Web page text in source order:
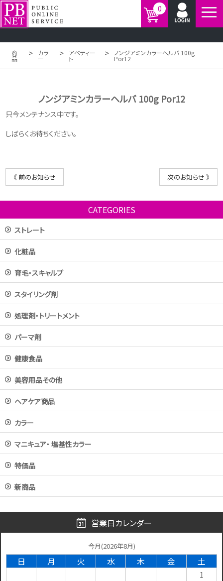
0
商
品 > カラ
ー > アペティー
ト > ノンジアミンカラーヘルバ 100g
Por12
ノンジアミンカラーヘルバ 100g Por12
只今メンテナンス中です。
しばらくお待ちください。
《 前のお知らせ 次のお知らせ 》
CATEGORIES
ストレート
化粧品
育毛・スキャルプ
スタイリング剤
処理剤・トリートメント
パーマ剤
健康食品
美容用品その他
ヘアケア商品
カラー
マニキュア・ 塩基性カラー
特価品
新商品
営業日カレンダー
今月(2026年8月)
日 月 火 水 木 金
土
1